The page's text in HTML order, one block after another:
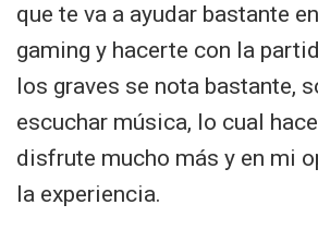
que te va a ayudar bastante
gaming y hacerte con la
los graves se nota bastante,
escuchar música, lo cual
disfrute mucho más y en mi
la experiencia.